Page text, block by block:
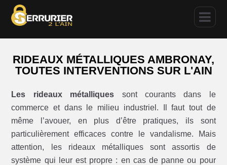
RIDEAUX MÉTALLIQUES AMBRONAY,
TOUTES INTERVENTIONS SUR L'AIN
Les rideaux métalliques sont courants dans le
commerce et dans le milieu industriel. Il faut tout de
même l’avouer, en plus d’être pratiques, ils sont
particulièrement efficaces contre le vandalisme. Mais
attention, les rideaux métalliques sont assortis de
système qui leur est propre : en cas de panne ou pour